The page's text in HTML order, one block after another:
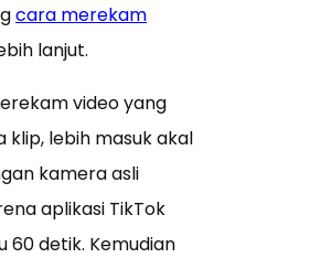
cara merekam
lanjut.
video yang
lebih masuk akal
kamera asli
aplikasi TikTok
60 detik. Kemudian